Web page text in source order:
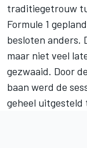
traditiegetrouw
Formule 1
besloten anders.
maar niet veel
gezwaaid. Door
baan werd de
geheel uitgesteld